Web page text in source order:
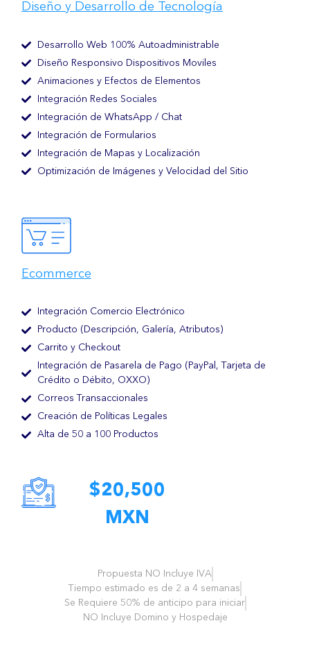
Diseño y Desarrollo de Tecnología
Desarrollo Web 100% Autoadministrable
Diseño Responsivo Dispositivos Moviles
Animaciones y Efectos de Elementos
Integración Redes Sociales
Integración de WhatsApp / Chat
Integración de Formularios
Integración de Mapas y Localización
Optimización de Imágenes y Velocidad del Sitio
Ecommerce
Integración Comercio Electrónico
Producto (Descripción, Galería, Atributos)
Carrito y Checkout
Integración de Pasarela de Pago (PayPal, Tarjeta de
Crédito o Débito, OXXO)
Correos Transaccionales
Creación de Políticas Legales
Alta de 50 a 100 Productos
$20,500
MXN
Propuesta NO Incluye IVA
Tiempo estimado es de 2 a 4 semanas
Se Requiere 50% de anticipo para iniciar
NO Incluye Domino y Hospedaje